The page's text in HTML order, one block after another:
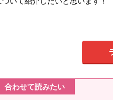
合わせて読みたい